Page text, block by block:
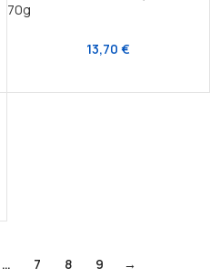
70g
13,70 €
… 7 8 9 →